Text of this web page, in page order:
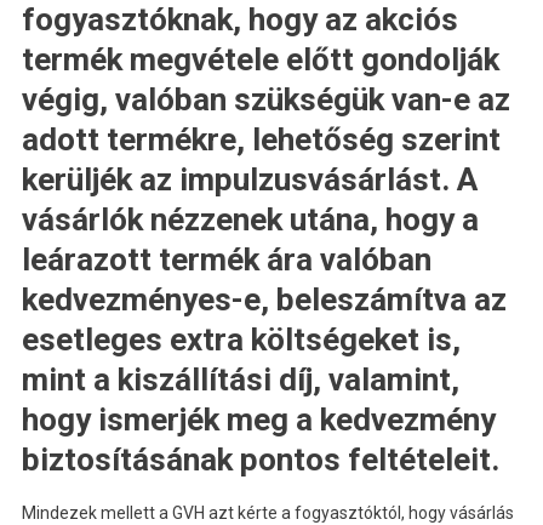
fogyasztóknak, hogy az akciós
termék megvétele előtt gondolják
végig, valóban szükségük van-e az
adott termékre, lehetőség szerint
kerüljék az impulzusvásárlást. A
vásárlók nézzenek utána, hogy a
leárazott termék ára valóban
kedvezményes-e, beleszámítva az
esetleges extra költségeket is,
mint a kiszállítási díj, valamint,
hogy ismerjék meg a kedvezmény
biztosításának pontos feltételeit.
Mindezek mellett a GVH azt kérte a fogyasztóktól, hogy vásárlás